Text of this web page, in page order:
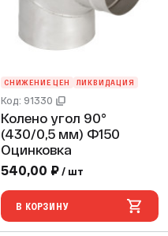
СНИЖЕНИЕ ЦЕН ЛИКВИДАЦИЯ
Код: 91330
Колено угол 90°
(430/0,5 мм) Ф150
Оцинковка
540,00 ₽ / шт
В КОРЗИНУ